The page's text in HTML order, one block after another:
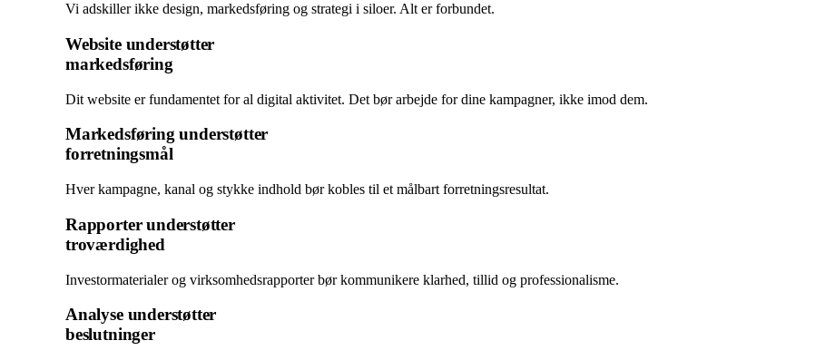
Vi adskiller ikke design, markedsføring og strategi i siloer. Alt er forbundet.
Website understøtter
markedsføring
Dit website er fundamentet for al digital aktivitet. Det bør arbejde for dine kampagner, ikke imod dem.
Markedsføring understøtter
forretningsmål
Hver kampagne, kanal og stykke indhold bør kobles til et målbart forretningsresultat.
Rapporter understøtter
troværdighed
Investormaterialer og virksomhedsrapporter bør kommunikere klarhed, tillid og professionalisme.
Analyse understøtter
beslutninger